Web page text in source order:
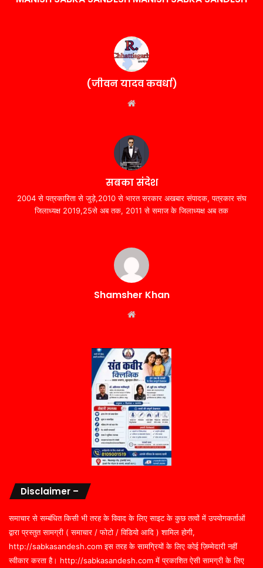
(जीवन यादव कवर्धा)
सबका संदेश
2004 से पत्रकारिता से जुड़े,2010 से भारत सरकार अखबार संपादक, पत्रकार संघ
जिलाध्यक्ष 2019,25से अब तक, 2011 से समाज के जिलाध्यक्ष अब तक
Shamsher Khan
Disclaimer –
समाचार से सम्बंधित किसी भी तरह के विवाद के लिए साइट के कुछ तत्वों में उपयोगकर्ताओं
द्वारा प्रस्तुत सामग्री ( समाचार / फोटो / विडियो आदि ) शामिल होगी,
http://sabkasandesh.com इस तरह के सामग्रियों के लिए कोई ज़िम्मेदारी नहीं
स्वीकार करता है। http://sabkasandesh.com में प्रकाशित ऐसी सामग्री के लिए